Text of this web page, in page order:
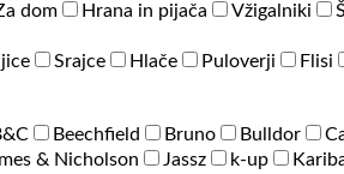
dom Hrana in pijača Vžigalniki
Srajce Hlače Puloverji Flisi
Beechfield Bruno Bulldor
& Nicholson Jassz k-up